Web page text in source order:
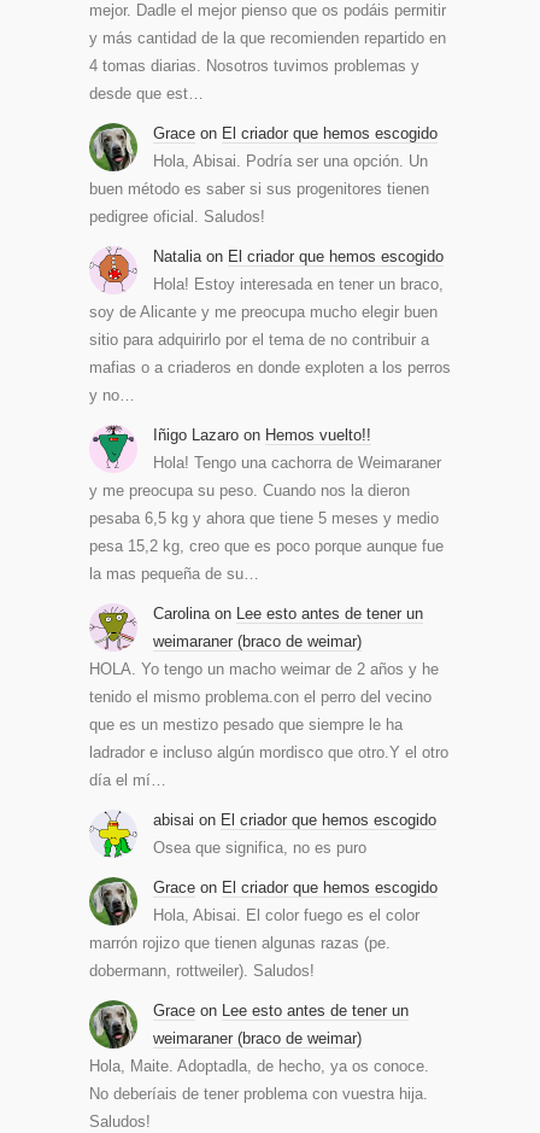
mejor. Dadle el mejor pienso que os podáis permitir
y más cantidad de la que recomienden repartido en
4 tomas diarias. Nosotros tuvimos problemas y
desde que est…
Grace on El criador que hemos escogido
Hola, Abisai. Podría ser una opción. Un
buen método es saber si sus progenitores tienen
pedigree oficial. Saludos!
Natalia on El criador que hemos escogido
Hola! Estoy interesada en tener un braco,
soy de Alicante y me preocupa mucho elegir buen
sitio para adquirirlo por el tema de no contribuir a
mafias o a criaderos en donde exploten a los perros
y no…
Iñigo Lazaro on Hemos vuelto!!
Hola! Tengo una cachorra de Weimaraner
y me preocupa su peso. Cuando nos la dieron
pesaba 6,5 kg y ahora que tiene 5 meses y medio
pesa 15,2 kg, creo que es poco porque aunque fue
la mas pequeña de su…
Carolina on Lee esto antes de tener un
weimaraner (braco de weimar)
HOLA. Yo tengo un macho weimar de 2 años y he
tenido el mismo problema.con el perro del vecino
que es un mestizo pesado que siempre le ha
ladrador e incluso algún mordisco que otro.Y el otro
día el mí…
abisai on El criador que hemos escogido
Osea que significa, no es puro
Grace on El criador que hemos escogido
Hola, Abisai. El color fuego es el color
marrón rojizo que tienen algunas razas (pe.
dobermann, rottweiler). Saludos!
Grace on Lee esto antes de tener un
weimaraner (braco de weimar)
Hola, Maite. Adoptadla, de hecho, ya os conoce.
No deberíais de tener problema con vuestra hija.
Saludos!